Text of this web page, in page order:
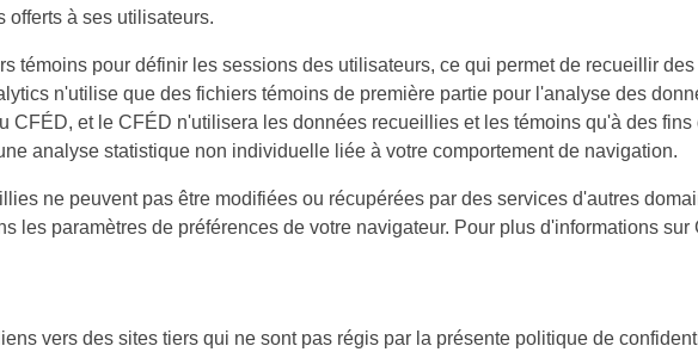
offerts à ses utilisateurs.
témoins pour définir les sessions des utilisateurs, ce qui permet de recueillir
n'utilise que des fichiers témoins de première partie pour l'analyse des
CFÉD, et le CFÉD n'utilisera les données recueillies et les témoins qu'à des
analyse statistique non individuelle liée à votre comportement de navigation.
ne peuvent pas être modifiées ou récupérées par des services d'autres
les paramètres de préférences de votre navigateur. Pour plus d'informations
vers des sites tiers qui ne sont pas régis par la présente politique de